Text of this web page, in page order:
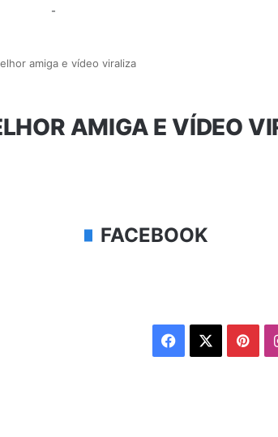
-
amiga e vídeo viraliza
AMIGA E VÍDEO
FACEBOOK
Facebook